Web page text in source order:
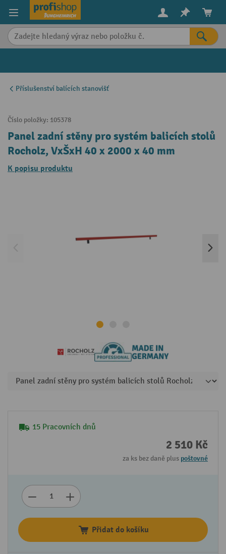
content
Příslušenství balících stanovišť
Číslo položky: 105378
Panel zadní stěny pro systém balicích stolů
Rocholz, VxŠxH 40 x 2000 x 40 mm
K popisu produktu
15 Pracovních dnů
2 510 Kč
za ks bez daně plus poštovné
Přidat do košíku